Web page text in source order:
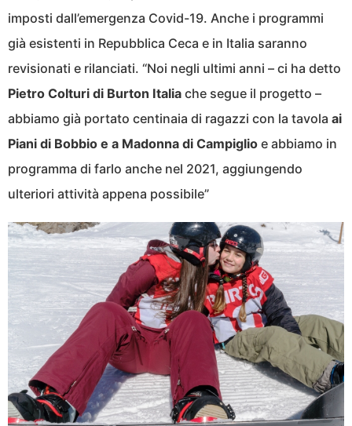
imposti dall’emergenza Covid-19. Anche i programmi
già esistenti in Repubblica Ceca e in Italia saranno
revisionati e rilanciati. “Noi negli ultimi anni – ci ha detto
Pietro Colturi di Burton Italia che segue il progetto –
abbiamo già portato centinaia di ragazzi con la tavola ai
Piani di Bobbio e a Madonna di Campiglio e abbiamo in
programma di farlo anche nel 2021, aggiungendo
ulteriori attività appena possibile”